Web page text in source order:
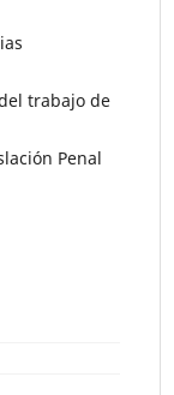
trabajo de
Penal